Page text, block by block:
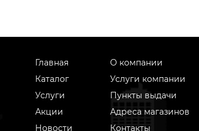
Главная
Каталог
Услуги
Акции
Новости
О компании
Услуги компании
Пункты выдачи
Адреса магазинов
Контакты